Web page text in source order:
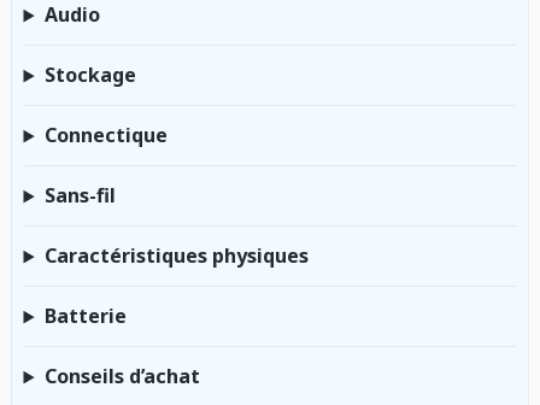
Audio
Stockage
Connectique
Sans-fil
Caractéristiques physiques
Batterie
Conseils d’achat